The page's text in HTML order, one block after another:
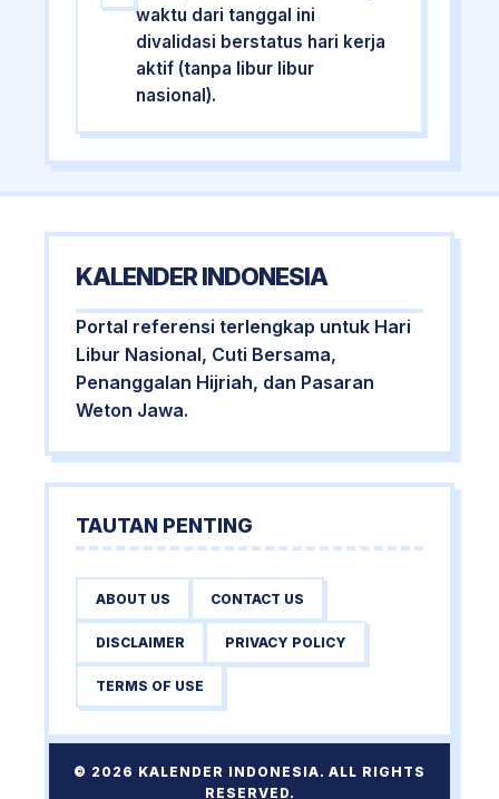
waktu dari tanggal ini
divalidasi berstatus hari kerja
aktif (tanpa libur libur
nasional).
KALENDER INDONESIA
Portal referensi terlengkap untuk Hari
Libur Nasional, Cuti Bersama,
Penanggalan Hijriah, dan Pasaran
Weton Jawa.
TAUTAN PENTING
ABOUT US CONTACT US
DISCLAIMER PRIVACY POLICY
TERMS OF USE
© 2026 KALENDER INDONESIA. ALL RIGHTS
RESERVED.